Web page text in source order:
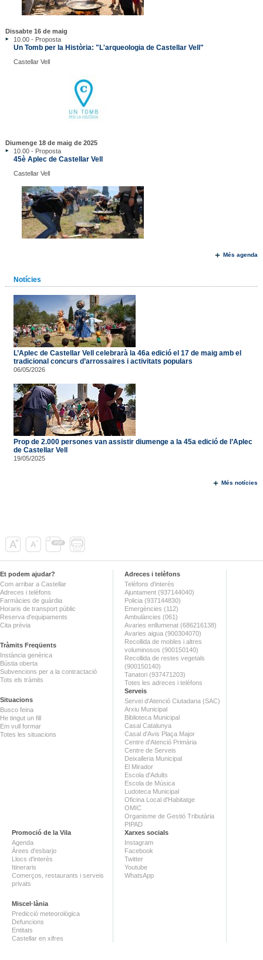
Dissabte 16 de maig
10.00 - Proposta
Un Tomb per la Història: "L'arqueologia de Castellar Vell"
Castellar Vell
Diumenge 18 de maig de 2025
10.00 - Proposta
45è Aplec de Castellar Vell
Castellar Vell
Més agenda
Notícies
L’Aplec de Castellar Vell celebrarà la 46a edició el 17 de maig amb el
tradicional concurs d’arrossaires i activitats populars
06/05/2026
Prop de 2.000 persones van assistir diumenge a la 45a edició de l’Aplec
de Castellar Vell
19/05/2025
Més notícies
Et podem ajudar?
Com arribar a Castellar
Adreces i telèfons
Farmàcies de guàrdia
Horaris de transport públic
Reserva d'equipaments
Cita prèvia
Tràmits Freqüents
Instància genèrica
Bústia oberta
Subvencions per a la contractació
Tots els tràmits
Situacions
Busco feina
He tingut un fill
Em vull formar
Totes les situacions
Adreces i telèfons
Telèfons d'interès
Ajuntament (937144040)
Policia (937144830)
Emergències (112)
Ambulàncies (061)
Avaries enllumenat (686216138)
Avaries aigua (900304070)
Recollida de mobles i altres
voluminosos (900150140)
Recollida de restes vegetals
(900150140)
Tanatori (937471203)
Totes les adreces i telèfons
Serveis
Servei d'Atenció Ciutadana (SAC)
Arxiu Municipal
Biblioteca Municipal
Casal Catalunya
Casal d'Avis Plaça Major
Centre d'Atenció Primària
Centre de Serveis
Deixalleria Municipal
El Mirador
Escola d'Adults
Escola de Música
Ludoteca Municipal
Oficina Local d'Habitatge
OMIC
Organisme de Gestió Tributària
PIPAD
Promoció de la Vila
Agenda
Àrees d'esbarjo
Llocs d'interès
Itineraris
Comerços, restaurants i serveis
privats
Miscel·lània
Predicció meteorològica
Defuncions
Entitats
Castellar en xifres
Xarxes socials
Instagram
Facebook
Twitter
Youtube
WhatsApp